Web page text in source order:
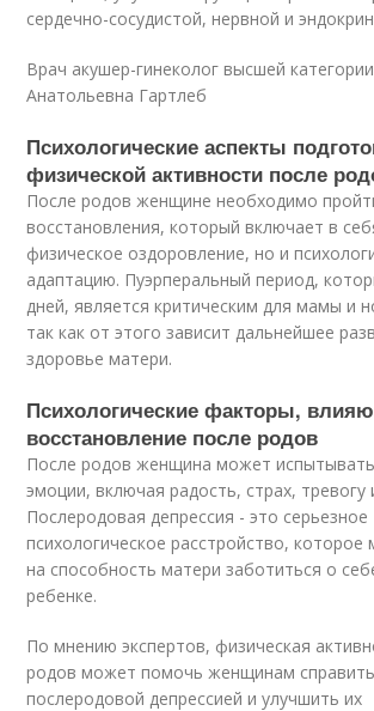
сердечно-сосудистой, нервной и
Врач акушер-гинеколог высшей
Анатольевна Гартлеб
Психологические аспекты
физической активности после
После родов женщине необходимо
восстановления, который включает в
физическое оздоровление, но и
адаптацию. Пуэрперальный период,
дней, является критическим для мамы и
так как от этого зависит дальнейшее
здоровье матери.
Психологические факторы,
восстановление после родов
После родов женщина может
эмоции, включая радость, страх, тревогу
Послеродовая депрессия - это серьезное
психологическое расстройство,
на способность матери заботиться о
ребенке.
По мнению экспертов, физическая
родов может помочь женщинам
послеродовой депрессией и улучшить их